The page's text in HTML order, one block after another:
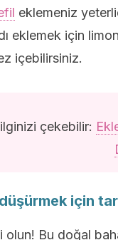
eklemeniz
eklemek için
içebilirsiniz.
çekebilir:
için
olun! Bu doğal